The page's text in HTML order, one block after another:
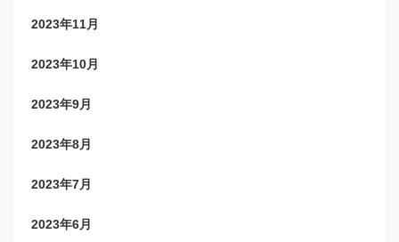
2023年11月
2023年10月
2023年9月
2023年8月
2023年7月
2023年6月